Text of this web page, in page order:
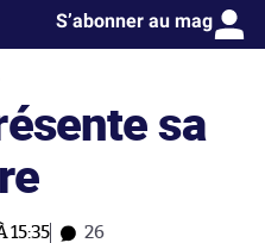
S’abonner au mag
sa
15:35 26